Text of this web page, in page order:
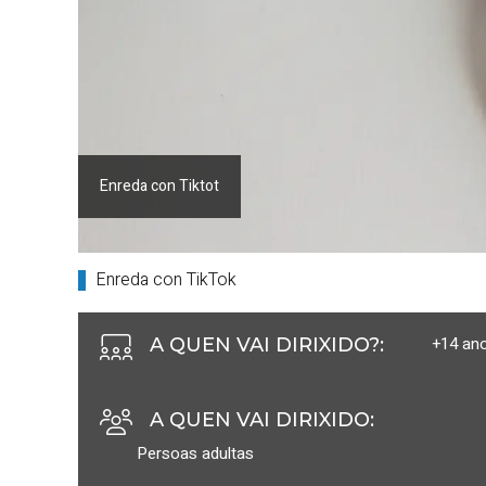
Enreda con Tiktot
Enreda con TikTok
A QUEN VAI DIRIXIDO?: +14
A QUEN VAI DIRIXIDO:
Persoas adultas